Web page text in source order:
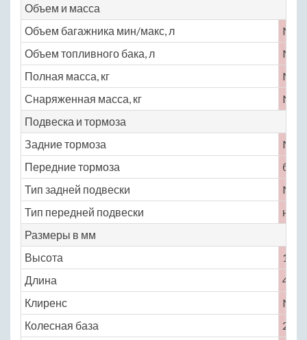
Объем и масса
Объем багажника мин/макс, л
No
Объем топливного бака, л
No
Полная масса, кг
No
Снаряженная масса, кг
No
Подвеска и тормоза
Задние тормоза
No
Передние тормоза
Тип задней подвески
No
Тип передней подвески
Размеры в мм
Высота
1530
Длина
4730
Клиренс
No
Колесная база
2835